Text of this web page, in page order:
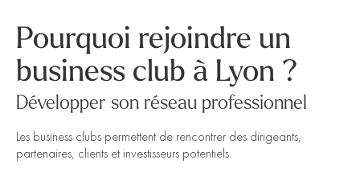
Pourquoi rejoindre un
business club à Lyon ?
Développer son réseau professionnel
Les business clubs permettent de rencontrer des dirigeants,
partenaires, clients et investisseurs potentiels.